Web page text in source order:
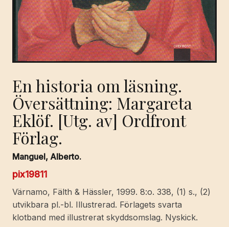
En historia om läsning.
Översättning: Margareta
Eklöf. [Utg. av] Ordfront
Förlag.
Manguel, Alberto.
pix19811
Värnamo, Fälth & Hässler, 1999. 8:o. 338, (1) s., (2)
utvikbara pl.-bl. Illustrerad. Förlagets svarta
klotband med illustrerat skyddsomslag. Nyskick.